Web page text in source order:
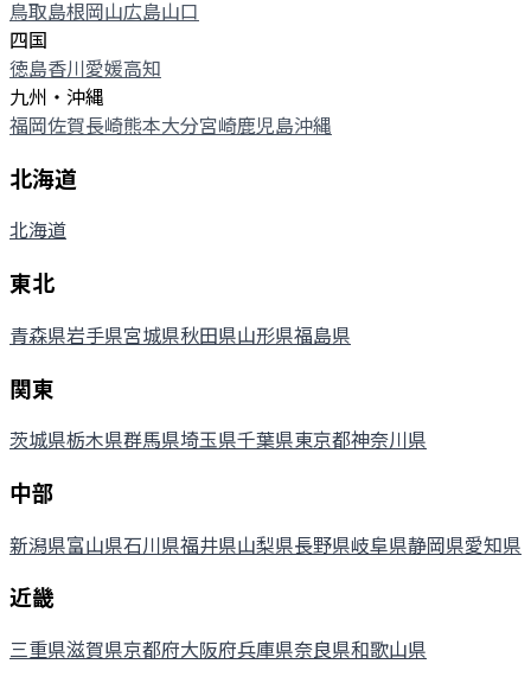
鳥取島根岡山広島山口
四国
徳島香川愛媛高知
九州・沖縄
福岡佐賀長崎熊本大分宮崎鹿児島沖縄
北海道
北海道
東北
青森県岩手県宮城県秋田県山形県福島県
関東
茨城県栃木県群馬県埼玉県千葉県東京都神奈川県
中部
新潟県富山県石川県福井県山梨県長野県岐阜県静岡県愛知県
近畿
三重県滋賀県京都府大阪府兵庫県奈良県和歌山県